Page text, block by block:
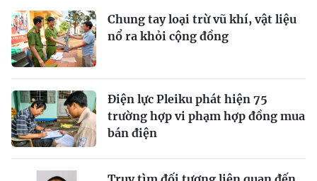
Chung tay loại trừ vũ khí, vật liệu
nổ ra khỏi cộng đồng
Điện lực Pleiku phát hiện 75
trường hợp vi phạm hợp đồng mua
bán điện